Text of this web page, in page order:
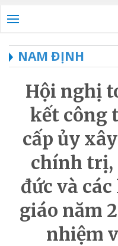
NAM ĐỊNH
Hội nghị
kết công
cấp ủy
chính trị,
đức và
giáo năm
nhiệm